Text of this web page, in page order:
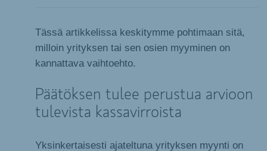
Tässä artikkelissa keskitymme pohtimaan sitä,
milloin yrityksen tai sen osien myyminen on
kannattava vaihtoehto.
Päätöksen tulee perustua arvioon
tulevista kassavirroista
Yksinkertaisesti ajateltuna yrityksen myynti on